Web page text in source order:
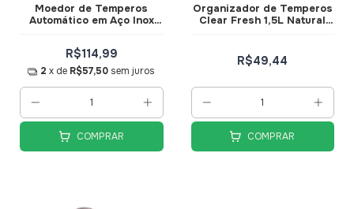
Moedor de Temperos
Automático em Aço Inox
R$114,99
2 x de R$57,50 sem juros
COMPRAR
Organizador de Temperos
Clear Fresh 1,5L Natural
R$49,44
COMPRAR